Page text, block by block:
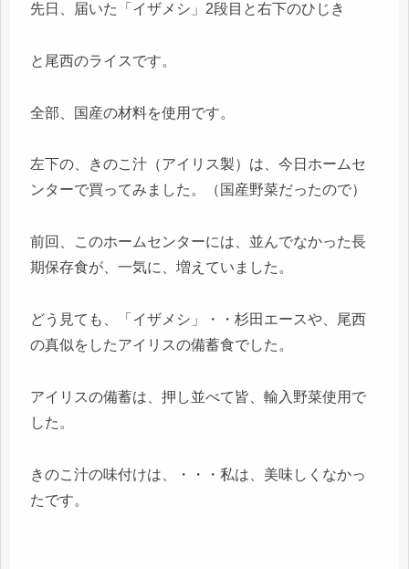
先日、届いた「イザメシ」2段目と右下のひじき
と尾西のライスです。
全部、国産の材料を使用です。
左下の、きのこ汁（アイリス製）は、今日ホームセ
ンターで買ってみました。（国産野菜だったので）
前回、このホームセンターには、並んでなかった長
期保存食が、一気に、増えていました。
どう見ても、「イザメシ」・・杉田エースや、尾西
の真似をしたアイリスの備蓄食でした。
アイリスの備蓄は、押し並べて皆、輸入野菜使用で
した。
きのこ汁の味付けは、・・・私は、美味しくなかっ
たです。